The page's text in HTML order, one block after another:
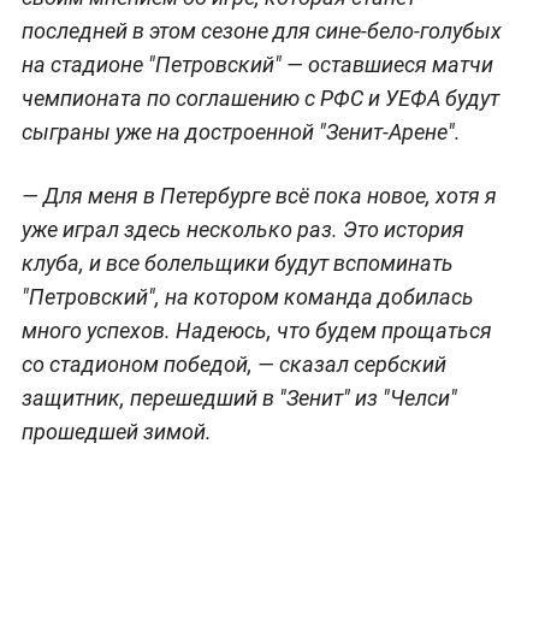
последней в этом сезоне для сине-бело-голубых
на стадионе "Петровский" — оставшиеся матчи
чемпионата по соглашению с РФС и УЕФА будут
сыграны уже на достроенной "Зенит-Арене".
— Для меня в Петербурге всё пока новое, хотя я
уже играл здесь несколько раз. Это история
клуба, и все болельщики будут вспоминать
"Петровский", на котором команда добилась
много успехов. Надеюсь, что будем прощаться
со стадионом победой, — сказал сербский
защитник, перешедший в "Зенит" из "Челси"
прошедшей зимой.